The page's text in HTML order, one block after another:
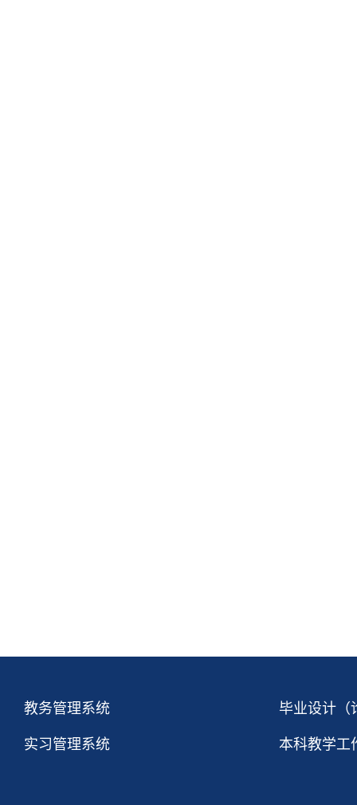
教务管理系统 毕业设计（
实习管理系统 本科教学工